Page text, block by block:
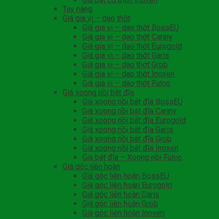
Tay nâng
Giá gia vị – dao thớt
Giá gia vị – dao thớt BossEU
Giá gia vị – dao thớt Cariny
Giá gia vị – dao thớt Eurogold
Giá gia vị – dao thớt Garis
Giá gia vị – dao thớt Grob
Giá gia vị – dao thớt Inoxen
Giá gia vị – dao thớt Fulco
Giá xoong nồi bát đĩa
Giá xoong nồi bát đĩa BossEU
Giá xoong nồi bát đĩa Cariny
Giá xoong nồi bát đĩa Eurogold
Giá xoong nồi bát đĩa Garis
Giá xoong nồi bát đĩa Grob
Giá xoong nồi bát đĩa Inoxen
Gia bát đĩa – Xoong nồi Fulco
Giá góc liên hoàn
Giá góc liên hoàn BossEU
Giá góc liên hoàn Eurogold
Giá góc liên hoàn Garis
Giá góc liên hoàn Grob
Giá góc liên hoàn Inoxen